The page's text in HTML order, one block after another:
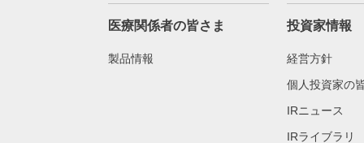
医療関係者の皆さま
製品情報
投資家情報
経営方針
個人投資家の
IRニュース
IRライブラリ